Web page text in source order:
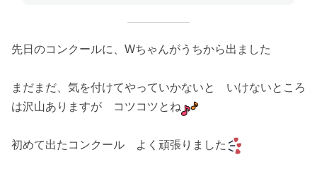
先日のコンクールに、Wちゃんがうちから出ました
まだまだ、気を付けてやっていかないと いけないところ
は沢山ありますが コツコツとね
初めて出たコンクール よく頑張りました